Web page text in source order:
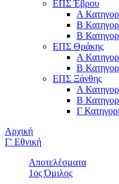
ΕΠΣ Έβρου
Α
Β
Β
ΕΠΣ Θράκης
Α
Β
ΕΠΣ Ξάνθης
Α
Β
Γ
Αρχική
Γ' Εθνική
Αποτελέσματα
1ος Όμιλος